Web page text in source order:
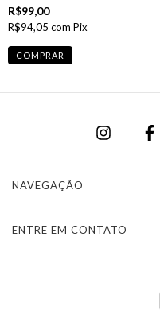
R$99,00
R$94,05 com Pix
COMPRAR
NAVEGAÇÃO
ENTRE EM CONTATO